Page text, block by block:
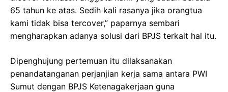
65 tahun ke atas. Sedih kali rasanya jika orangtua
kami tidak bisa tercover,” paparnya sembari
mengharapkan adanya solusi dari BPJS terkait hal itu.
Dipenghujung pertemuan itu dilaksanakan
penandatanganan perjanjian kerja sama antara PWI
Sumut dengan BPJS Ketenagakerjaan guna